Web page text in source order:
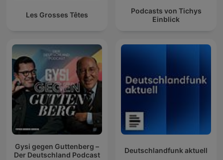
Les Grosses Têtes
Podcasts von Tichys
Einblick
Gysi gegen Guttenberg –
Der Deutschland Podcast
Deutschlandfunk aktuell